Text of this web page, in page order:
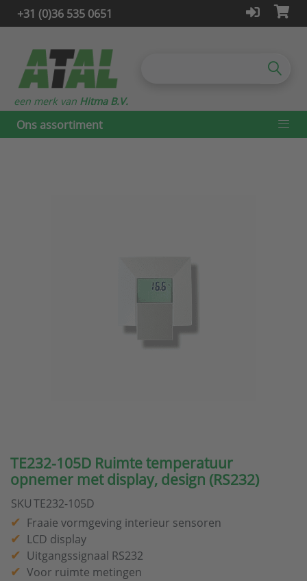
+31 (0)36 535 0651
Ons assortiment
een merk van Hitma B.V.
TE232-105D Ruimte temperatuur
opnemer met display, design (RS232)
SKUTE232-105D
Fraaie vormgeving interieur sensoren
LCD display
Uitgangssignaal RS232
Voor ruimte metingen